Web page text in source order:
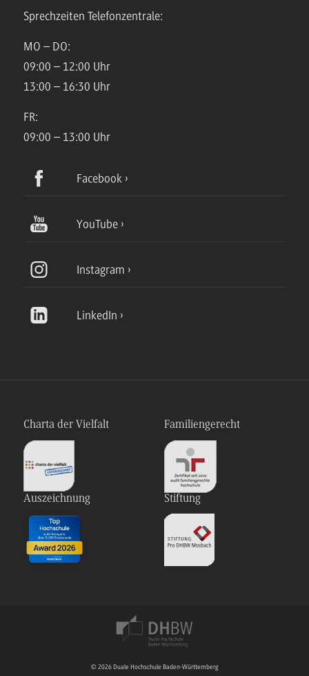
Sprechzeiten Telefonzentrale:
MO – DO:
09:00 – 12:00 Uhr
13:00 – 16:30 Uhr
FR:
09:00 – 13:00 Uhr
Facebook
YouTube
Instagram
LinkedIn
Charta der Vielfalt Familiengerecht
Auszeichnung Stiftung
© 2026 Duale Hochschule Baden-Württemberg